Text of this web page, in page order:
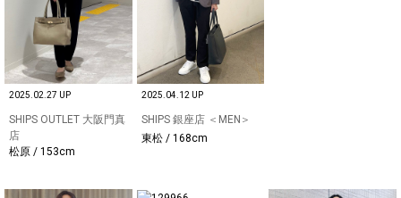
2025.02.27 UP
SHIPS OUTLET 大阪門真
店
松原 / 153cm
2025.04.12 UP
SHIPS 銀座店 ＜MEN＞
東松 / 168cm